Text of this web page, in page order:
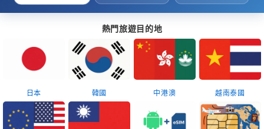
熱門旅遊目的地
日本 韓國 中港澳 越南泰國